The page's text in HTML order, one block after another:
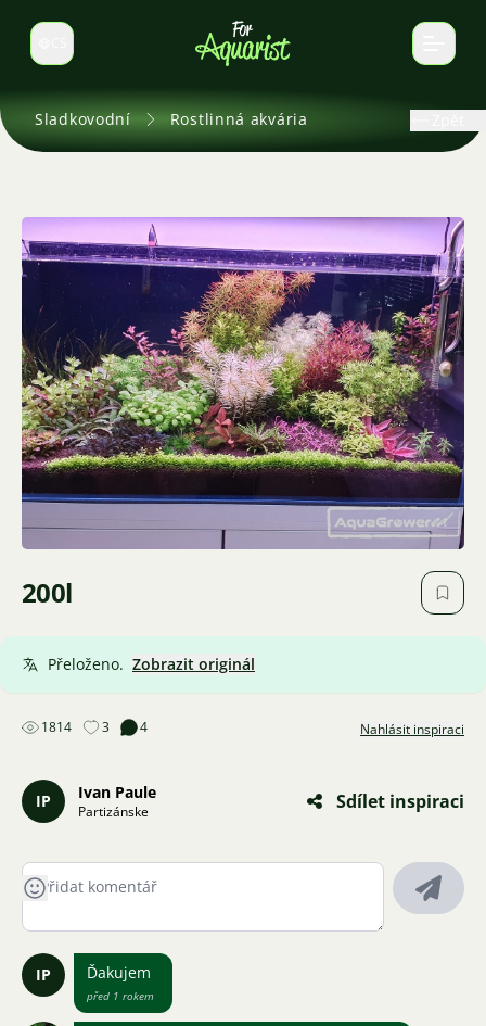
Select language
Sladkovodní Rostlinná akvária
200l
Přeloženo. Zobrazit originál
1814 3 4 Nahlásit inspiraci
IP Ivan Paule
Partizánske Sdílet inspiraci
IP Ďakujem
před 1 rokem